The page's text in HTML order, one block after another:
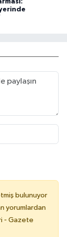
bulunuyor
yorumlardan
- Gazete